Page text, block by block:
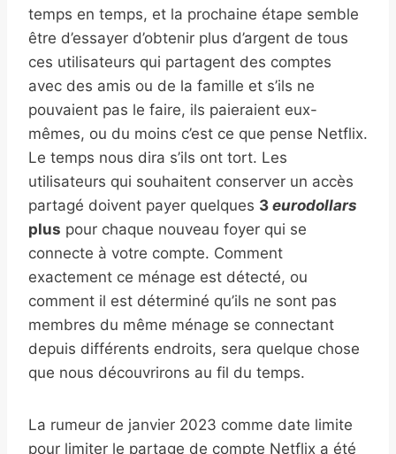
temps en temps, et la prochaine étape semble
être d’essayer d’obtenir plus d’argent de tous
ces utilisateurs qui partagent des comptes
avec des amis ou de la famille et s’ils ne
pouvaient pas le faire, ils paieraient eux-
mêmes, ou du moins c’est ce que pense Netflix.
Le temps nous dira s’ils ont tort. Les
utilisateurs qui souhaitent conserver un accès
partagé doivent payer quelques 3 eurodollars
plus pour chaque nouveau foyer qui se
connecte à votre compte. Comment
exactement ce ménage est détecté, ou
comment il est déterminé qu’ils ne sont pas
membres du même ménage se connectant
depuis différents endroits, sera quelque chose
que nous découvrirons au fil du temps.
La rumeur de janvier 2023 comme date limite
pour limiter le partage de compte Netflix a été